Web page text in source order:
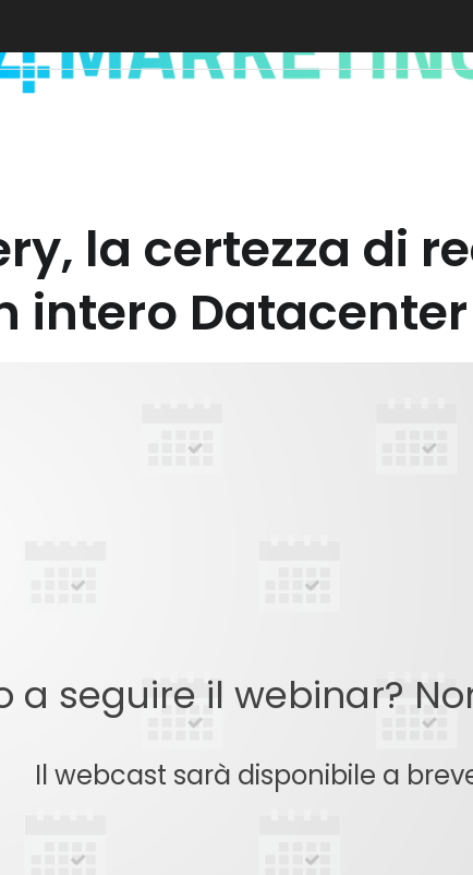
la certezza di
intero Datacenter
a seguire il webinar?
Il webcast sarà disponibile a